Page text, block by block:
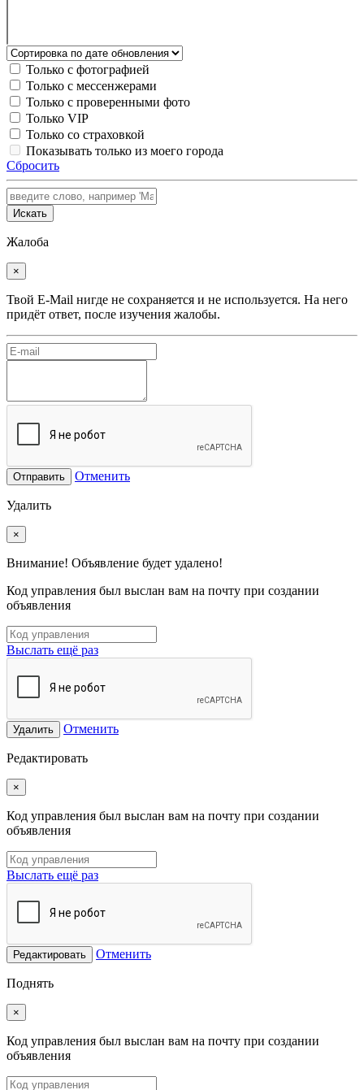
Только с фотографией
Только с мессенжерами
Только с проверенными фото
Только VIP
Только со страховкой
Показывать только из моего города
Сбросить
Искать
Жалоба
×
Твой E-Mail нигде не сохраняется и не используется. На него
придёт ответ, после изучения жалобы.
Отправить Отменить
Удалить
×
Внимание! Объявление будет удалено!
Код управления был выслан вам на почту при создании
объявления
Выслать ещё раз
Удалить Отменить
Редактировать
×
Код управления был выслан вам на почту при создании
объявления
Выслать ещё раз
Редактировать Отменить
Поднять
×
Код управления был выслан вам на почту при создании
объявления